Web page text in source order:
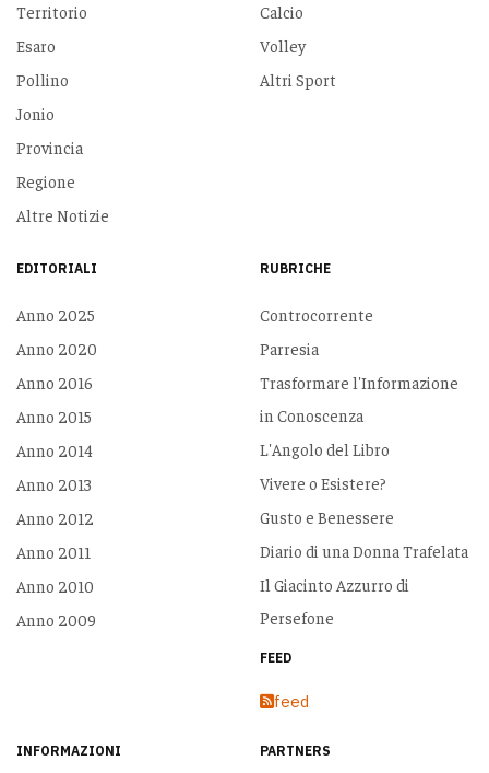
Territorio
Esaro
Pollino
Jonio
Provincia
Regione
Altre Notizie
Calcio
Volley
Altri Sport
EDITORIALI
Anno 2025
Anno 2020
Anno 2016
Anno 2015
Anno 2014
Anno 2013
Anno 2012
Anno 2011
Anno 2010
Anno 2009
RUBRICHE
Controcorrente
Parresia
Trasformare l'Informazione
in Conoscenza
L'Angolo del Libro
Vivere o Esistere?
Gusto e Benessere
Diario di una Donna Trafelata
Il Giacinto Azzurro di
Persefone
FEED
feed
INFORMAZIONI PARTNERS